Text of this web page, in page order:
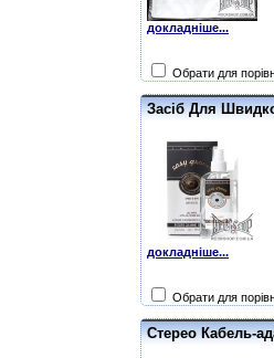
докладніше...
Обрати для
Засіб Для
докладніше...
Обрати для
Стерео Кабель-